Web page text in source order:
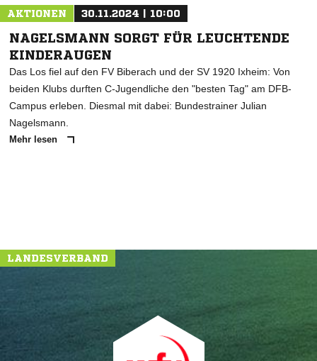
AKTIONEN 30.11.2024 | 10:00
NAGELSMANN SORGT FÜR LEUCHTENDE
KINDERAUGEN
Das Los fiel auf den FV Biberach und der SV 1920 Ixheim: Von
beiden Klubs durften C-Jugendliche den "besten Tag" am DFB-
Campus erleben. Diesmal mit dabei: Bundestrainer Julian
Nagelsmann.
Mehr lesen
LANDESVERBAND